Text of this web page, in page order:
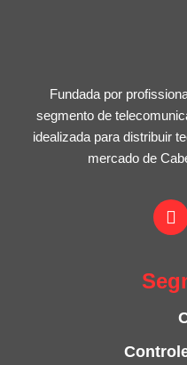
Fundada por
segmento de
idealizada para distribuir
mercado de